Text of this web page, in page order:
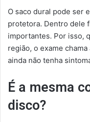
O saco dural pode ser
protetora. Dentro dele
importantes. Por isso,
região, o exame
ainda não tenha
É a mesma
disco?